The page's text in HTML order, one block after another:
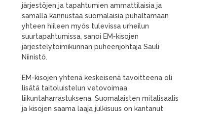
järjestöjen ja tapahtumien ammattilaisia ja
samalla kannustaa suomalaisia puhaltamaan
yhteen hiileen myös tulevissa urheilun
suurtapahtumissa, sanoi EM-kisojen
järjestelytoimikunnan puheenjohtaja Sauli
Niinistö.
EM-kisojen yhtenä keskeisenä tavoitteena oli
lisätä taitoluistelun vetovoimaa
liikuntaharrastuksena. Suomalaisten mitalisaalis
ja kisojen saama laaja julkisuus on kantanut